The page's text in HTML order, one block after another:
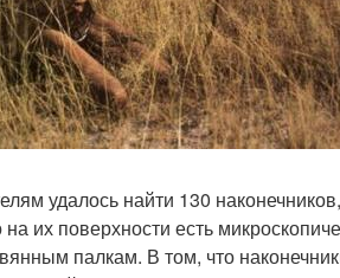
удалось найти 130
их поверхности есть
палкам. В том, что